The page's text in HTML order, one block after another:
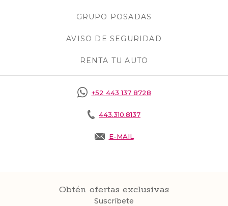
GRUPO POSADAS
AVISO DE SEGURIDAD
RENTA TU AUTO
+52 443 137 8728
443.310.8137
E-MAIL
OPENS IN A NEW TAB.
Obtén ofertas exclusivas
Suscríbete